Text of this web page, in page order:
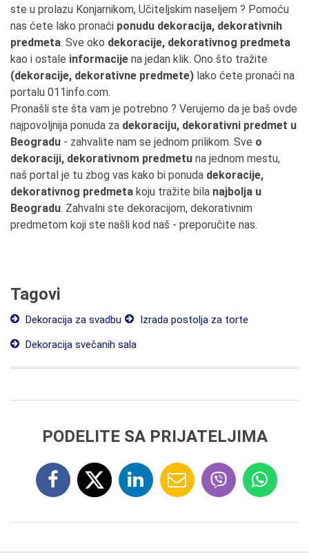
ste u prolazu Konjarnikom, Učiteljskim naseljem ? Pomoću
nas ćete lako pronaći ponudu dekoracija, dekorativnih
predmeta. Sve oko dekoracije, dekorativnog predmeta
kao i ostale informacije na jedan klik. Ono što tražite
(dekoracije, dekorativne predmete) lako ćete pronaći na
portalu 011info.com.
Pronašli ste šta vam je potrebno ? Verujemo da je baš ovde
najpovoljnija ponuda za dekoraciju, dekorativni predmet u
Beogradu - zahvalite nam se jednom prilikom. Sve o
dekoraciji, dekorativnom predmetu na jednom mestu,
naš portal je tu zbog vas kako bi ponuda dekoracije,
dekorativnog predmeta koju tražite bila najbolja u
Beogradu. Zahvalni ste dekoracijom, dekorativnim
predmetom koji ste našli kod naš - preporučite nas.
Tagovi
Dekoracija za svadbu
Izrada postolja za torte
Dekoracija svečanih sala
PODELITE SA PRIJATELJIMA